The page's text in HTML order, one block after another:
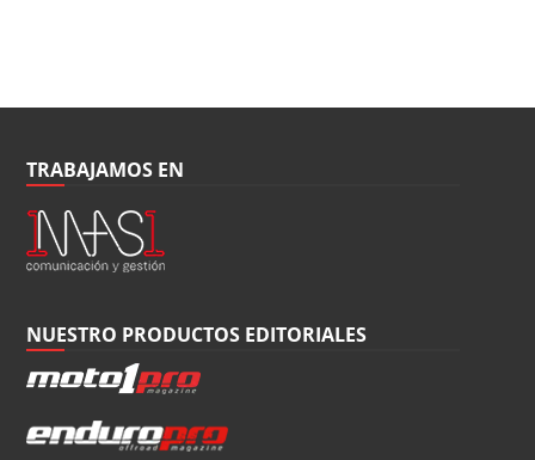
TRABAJAMOS EN
NUESTRO PRODUCTOS EDITORIALES